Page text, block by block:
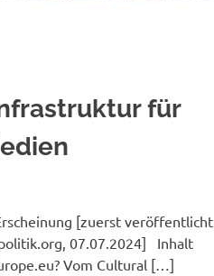
für
[zuerst veröffentlicht
07.07.2024] Inhalt
Vom Cultural […]